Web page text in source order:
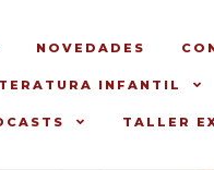
NOVEDADES
INFANTIL
TALLER